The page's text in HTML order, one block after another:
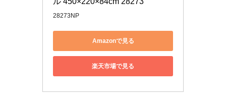
28273NP
Amazonで見る
楽天市場で見る